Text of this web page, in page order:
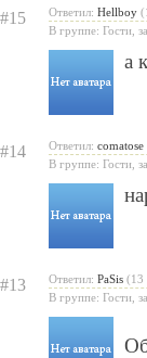
#15 Ответил: Hellboy
В группе: Гости,
а
#14 Ответил: comatose
В группе: Гости,
#13 Ответил: PaSis (13
В группе: Гости,